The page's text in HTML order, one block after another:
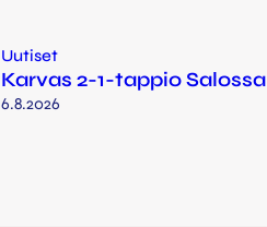
Uutiset
Karvas 2-1-tappio Salossa
6.8.2026